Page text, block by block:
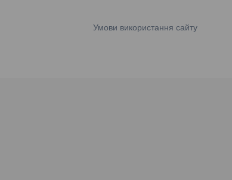
Умови використання сайту